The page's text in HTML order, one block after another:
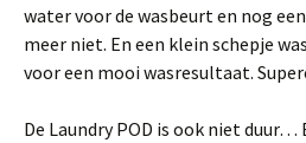
water voor de wasbeurt en nog
meer niet. En een klein schepje
voor een mooi wasresultaat.
De Laundry POD is ook niet